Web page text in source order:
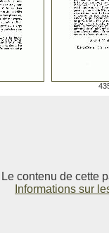
Le contenu de cette
Informations sur